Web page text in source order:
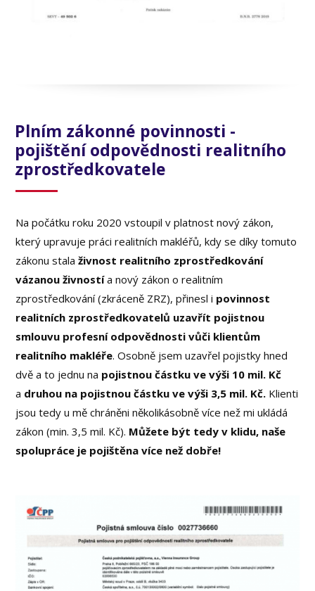
Plním zákonné povinnosti -
pojištění odpovědnosti realitního
zprostředkovatele
Na počátku roku 2020 vstoupil v platnost nový zákon,
který upravuje práci realitních makléřů, kdy se díky tomuto
zákonu stalaživnost realitního zprostředkování
vázanou živnostía nový zákon o realitním
zprostředkování (zkráceně ZRZ), přinesl i povinnost
realitních zprostředkovatelů uzavřít pojistnou
smlouvu profesní odpovědnosti vůči klientům
realitního makléře. Osobně jsem uzavřel pojistky hned
dvě a to jednu na pojistnou částku ve výši 10 mil. Kč
a druhou na pojistnou částku ve výši 3,5 mil. Kč. Klienti
jsou tedy u mě chráněni několikásobně více než mi ukládá
zákon (min. 3,5 mil. Kč). Můžete být tedy v klidu, naše
spolupráce je pojištěna více než dobře!